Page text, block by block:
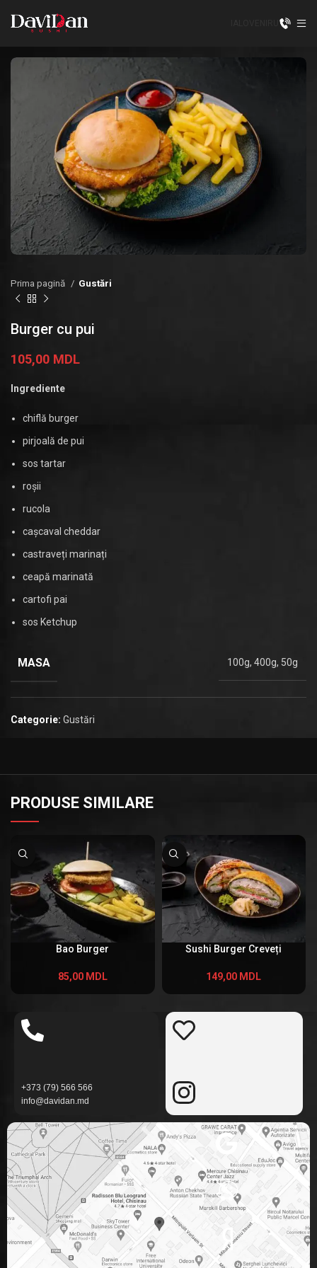
Prima pagină Gustări
Burger cu pui
105,00 MDL
Ingrediente
chiflă burger
pirjoală de pui
sos tartar
roșii
rucola
cașcaval cheddar
castraveți marinați
ceapă marinată
cartofi pai
sos Ketchup
MASA 100g, 400g, 50g
Categorie: Gustări
PRODUSE SIMILARE
Bao Burger
85,00 MDL
Sushi Burger Creveți
149,00 MDL
+373 (79) 566 566
info@davidan.md